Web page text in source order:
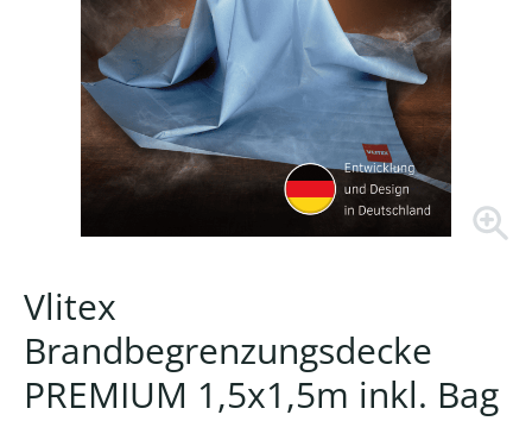
Vlitex
Brandbegrenzungsdecke
PREMIUM 1,5x1,5m inkl. Bag